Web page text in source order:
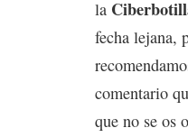
la
fecha lejana,
comentario
que no se os